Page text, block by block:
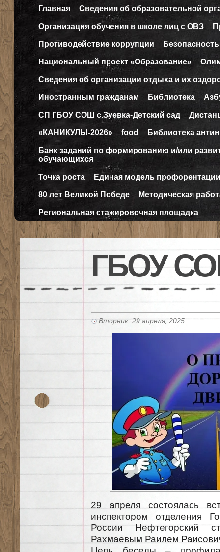
Главная Сведения об образовательной
Организация обучения в школе лиц с ОВЗ
Противодействие коррупции Безопасность
Национальный проект «Образование»
Сведения об организации отдыха и их
Иностранным гражданам Библиотека
СП ГБОУ СОШ с.Зуевка-Детский сад
«КАНИКУЛЫ-2026» food Библиотека
Банк заданий по формированию и/или
обучающихся
Точка роста Единая модель профорентации
80 лет Великой Победе Методическая
Региональная стажировочная площадка
ГБОУ
Вторник, 29 апреля, 2025
29 апреля состоялась
инспектором отделения
России Нефтегорский
Рахмаевым Раилем